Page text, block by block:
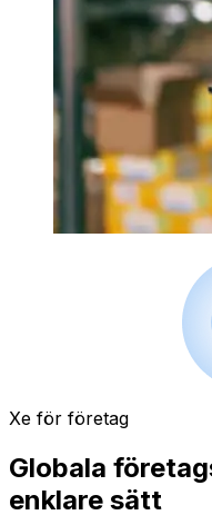
Xe för företag
Globala
enklare sätt